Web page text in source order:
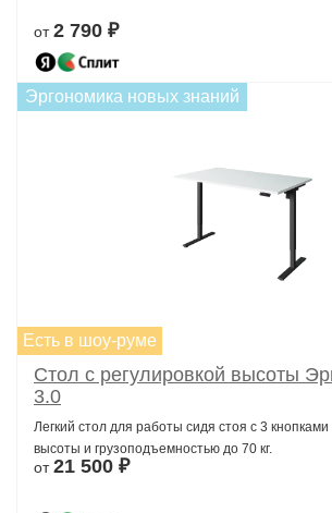
от2 790 ₽
Эргономика новых знаний
Есть в шоу-руме
Стол с регулировкой высоты
3.0
Легкий стол для работы сидя стоя с 3
высоты и грузоподъемностью до 70 кг.
от21 500 ₽